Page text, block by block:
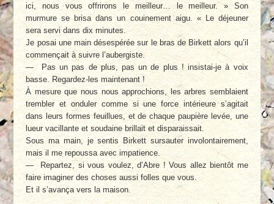
ici, nous vous offrirons le meilleur… le meilleur. » Son
murmure se brisa dans un couinement aigu. « Le déjeuner
sera servi dans dix minutes.
Je posai une main désespérée sur le bras de Birkett alors qu’il
commençait à suivre l’aubergiste.
— Pas un pas de plus, pas un de plus ! insistai-je à voix
basse. Regardez-les maintenant !
À mesure que nous nous approchions, les arbres semblaient
trembler et onduler comme si une force intérieure s’agitait
dans leurs formes feuillues, et de chaque paupière levée, une
lueur vacillante et soudaine brillait et disparaissait.
Sous ma main, je sentis Birkett sursauter involontairement,
mais il me repoussa avec impatience.
— Repartez, si vous voulez, d’Abre ! Vous allez bientôt me
faire imaginer des choses aussi folles que vous.
Et il s’avança vers la maison.